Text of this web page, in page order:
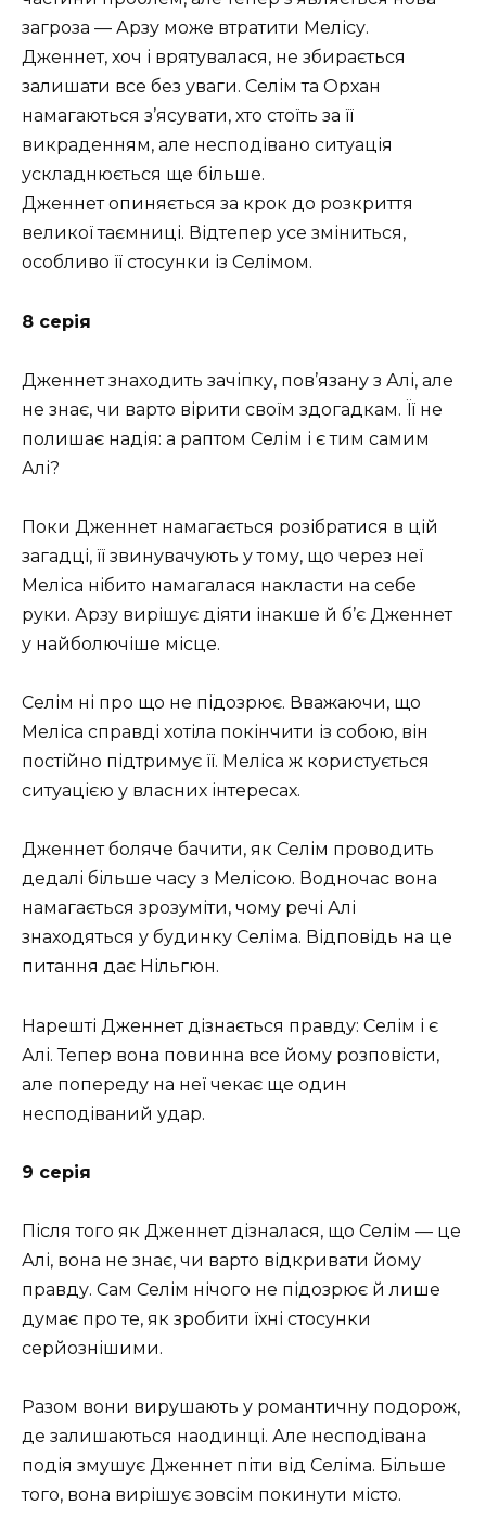
загроза — Арзу може втратити Мелісу.
Дженнет, хоч і врятувалася, не збирається
залишати все без уваги. Селім та Орхан
намагаються з’ясувати, хто стоїть за її
викраденням, але несподівано ситуація
ускладнюється ще більше.
Дженнет опиняється за крок до розкриття
великої таємниці. Відтепер усе зміниться,
особливо її стосунки із Селімом.
8 серія
Дженнет знаходить зачіпку, пов’язану з Алі, але
не знає, чи варто вірити своїм здогадкам. Її не
полишає надія: а раптом Селім і є тим самим
Алі?
Поки Дженнет намагається розібратися в цій
загадці, її звинувачують у тому, що через неї
Меліса нібито намагалася накласти на себе
руки. Арзу вирішує діяти інакше й б’є Дженнет
у найболючіше місце.
Селім ні про що не підозрює. Вважаючи, що
Меліса справді хотіла покінчити із собою, він
постійно підтримує її. Меліса ж користується
ситуацією у власних інтересах.
Дженнет боляче бачити, як Селім проводить
дедалі більше часу з Мелісою. Водночас вона
намагається зрозуміти, чому речі Алі
знаходяться у будинку Селіма. Відповідь на це
питання дає Нільгюн.
Нарешті Дженнет дізнається правду: Селім і є
Алі. Тепер вона повинна все йому розповісти,
але попереду на неї чекає ще один
несподіваний удар.
9 серія
Після того як Дженнет дізналася, що Селім — це
Алі, вона не знає, чи варто відкривати йому
правду. Сам Селім нічого не підозрює й лише
думає про те, як зробити їхні стосунки
серйознішими.
Разом вони вирушають у романтичну подорож,
де залишаються наодинці. Але несподівана
подія змушує Дженнет піти від Селіма. Більше
того, вона вирішує зовсім покинути місто.